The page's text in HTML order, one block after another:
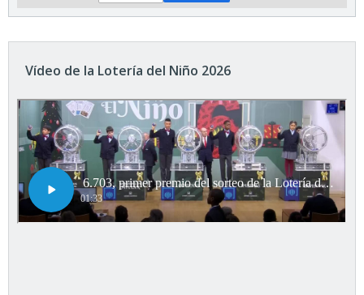
Vídeo de la Lotería del Niño 2026